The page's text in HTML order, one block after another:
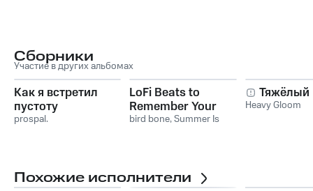
Сборники
Участие в других альбомах
Как я встретил
пустоту
prospal.
LoFi Beats to
Remember Your
Childhood
bird bone,Summer Is
Тяжёлый
Heavy Gloom
Похожие исполнители